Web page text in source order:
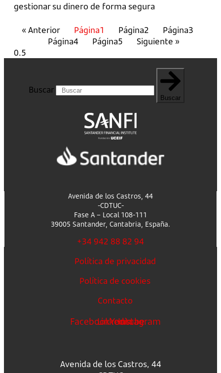
gestionar su dinero de forma segura
« Anterior Página1 Página2 Página3
Página4 Página5 Siguiente »
Buscar
Buscar
Avenida de los Castros, 44
-CDTUC-
Fase A – Local 108-111
39005 Santander, Cantabria, España.
+34 942 88 82 94
Política de privacidad
Política de cookies
Contacto
FacebookLinkedin
Youtube
Instagram
Avenida de los Castros, 44